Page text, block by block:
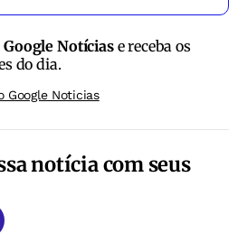
Google Notíciase receba os
do dia.
Google Noticias
notícia com seus